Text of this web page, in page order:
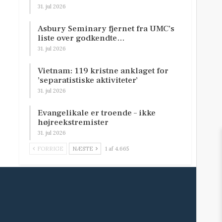
31. jul 2026
Asbury Seminary fjernet fra UMC’s
liste over godkendte…
31. jul 2026
Vietnam: 119 kristne anklaget for
’separatistiske aktiviteter’
31. jul 2026
Evangelikale er troende – ikke
højreekstremister
31. jul 2026
FORRIGE NÆSTE 1 af 4.665